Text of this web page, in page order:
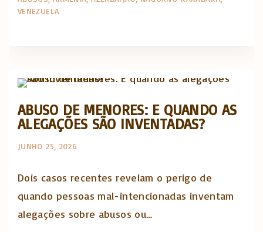
VENEZUELA
ABUSO DE MENORES: E QUANDO AS
ALEGAÇÕES SÃO INVENTADAS?
JUNHO 25, 2026
Dois casos recentes revelam o perigo de
quando pessoas mal-intencionadas inventam
alegações sobre abusos ou…